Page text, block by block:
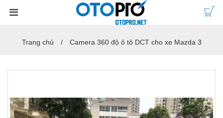
Trang chủ Camera 360 độ ô tô DCT cho xe Mazda 3